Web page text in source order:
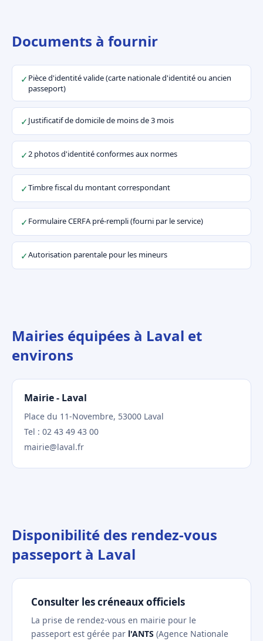
Documents à fournir
✓ Pièce d'identité valide (carte nationale d'identité ou ancien
passeport)
✓Justificatif de domicile de moins de 3 mois
✓2 photos d'identité conformes aux normes
✓Timbre fiscal du montant correspondant
✓ Formulaire CERFA pré-rempli (fourni par le service)
✓Autorisation parentale pour les mineurs
Mairies équipées à Laval et
environs
Mairie - Laval
Place du 11-Novembre, 53000 Laval
Tel : 02 43 49 43 00
mairie@laval.fr
Disponibilité des rendez-vous
passeport à Laval
Consulter les créneaux officiels
La prise de rendez-vous en mairie pour le
passeport est gérée par l'ANTS (Agence Nationale